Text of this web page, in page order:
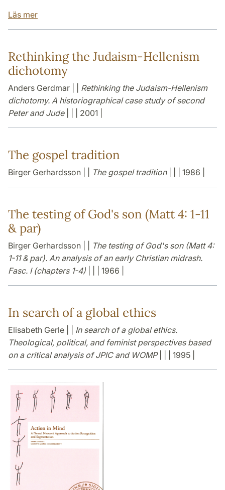
Läs mer
Rethinking the Judaism-Hellenism
dichotomy
Anders Gerdmar | | Rethinking the Judaism-Hellenism
dichotomy. A historiographical case study of second
Peter and Jude| | | 2001 |
The gospel tradition
Birger Gerhardsson | | The gospel tradition| | | 1986 |
The testing of God's son (Matt 4: 1-11
& par)
Birger Gerhardsson | |
The testing of God's son (Matt 4:
1-11 & par). An analysis of an early Christian midrash.
Fasc. I (chapters 1-4) | | | 1966 |
In search of a global ethics
Elisabeth Gerle | | In search of a global ethics.
Theological, political, and feminist perspectives based
on a critical analysis of JPIC and WOMP| | | 1995 |